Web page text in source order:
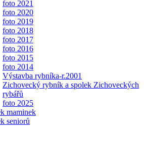
foto 2021
foto 2020
foto 2019
foto 2018
foto 2017
foto 2016
foto 2015
foto 2014
Výstavba rybníka-r.2001
Zichovecký rybník a spolek Zichoveckých
rybářů
foto 2025
maminek
seniorů